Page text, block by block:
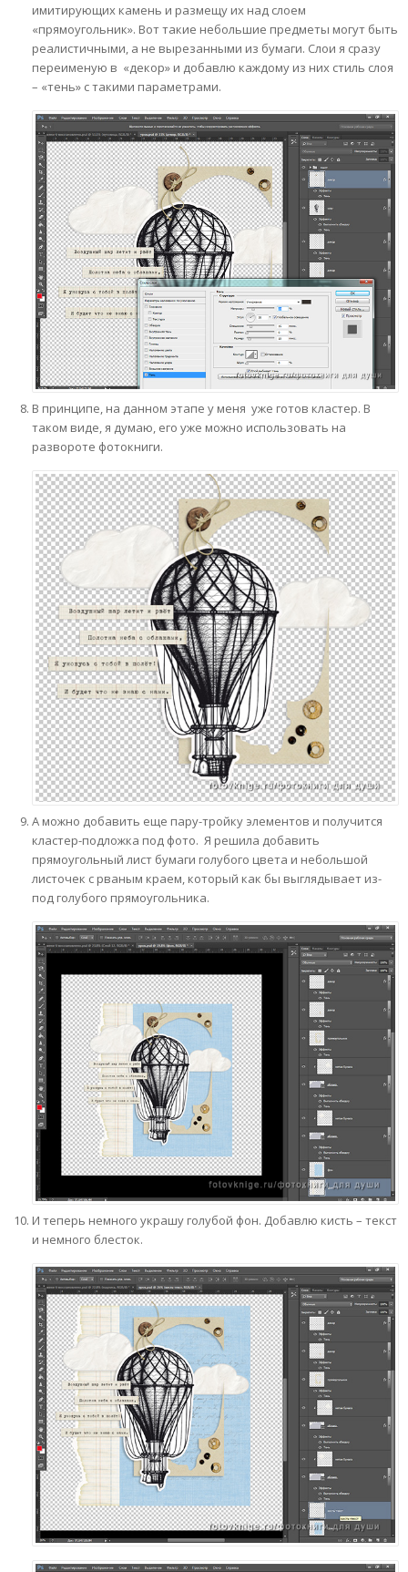
имитирующих камень и размещу их над слоем
«прямоугольник». Вот такие небольшие предметы могут быть
реалистичными, а не вырезанными из бумаги. Слои я сразу
переименую в «декор» и добавлю каждому из них стиль слоя
– «тень» с такими параметрами.
В принципе, на данном этапе у меня уже готов кластер. В
таком виде, я думаю, его уже можно использовать на
развороте фотокниги.
А можно добавить еще пару-тройку элементов и получится
кластер-подложка под фото. Я решила добавить
прямоугольный лист бумаги голубого цвета и небольшой
листочек с рваным краем, который как бы выглядывает из-
под голубого прямоугольника.
И теперь немного украшу голубой фон. Добавлю кисть – текст
и немного блесток.